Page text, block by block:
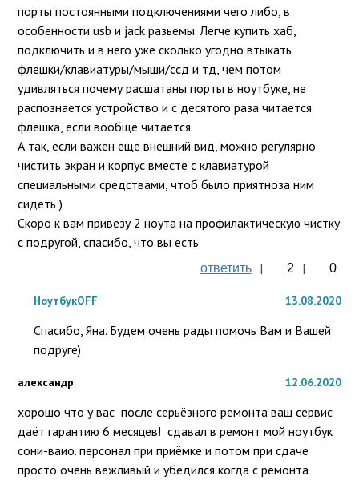
порты постоянными подключениями чего либо, в
особенности usb и jack разьемы. Легче купить хаб,
подключить и в него уже сколько угодно втыкать
флешки/клавиатуры/мыши/ссд и тд, чем потом
удивляться почему расшатаны порты в ноутбуке, не
распознается устройство и с десятого раза читается
флешка, если вообще читается.
А так, если важен еще внешний вид, можно регулярно
чистить экран и корпус вместе с клавиатурой
специальными средствами, чтоб было приятноза ним
сидеть:)
Скоро к вам привезу 2 ноута на профилактическую чистку
с подругой, спасибо, что вы есть
ответить | 2 | 0
НоутбукOFF 13.08.2020
Спасибо, Яна. Будем очень рады помочь Вам и Вашей
подруге)
александр 12.06.2020
хорошо что у вас  после серьёзного ремонта ваш сервис
даёт гарантию 6 месяцев!  сдавал в ремонт мой ноутбук
сони-ваио. персонал при приёмке и потом при сдаче
просто очень вежливый и убедился когда с ремонта